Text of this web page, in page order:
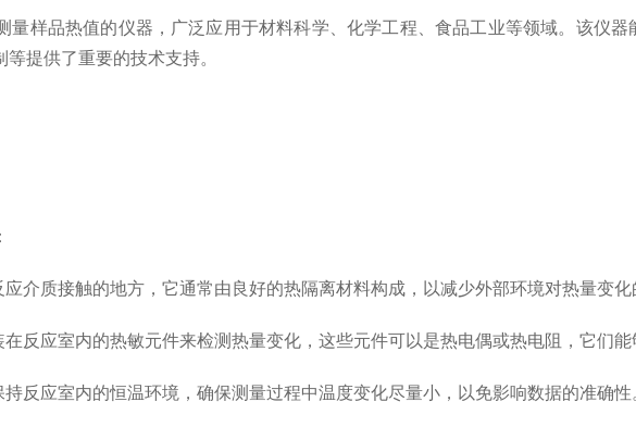
品热值的仪器，广泛应用于材料科学、化学工程、食品工业等领域。该仪器
提供了重要的技术支持。
质接触的地方，它通常由良好的热隔离材料构成，以减少外部环境对热量变化
应室内的热敏元件来检测热量变化，这些元件可以是热电偶或热电阻，它们能
应室内的恒温环境，确保测量过程中温度变化尽量小，以免影响数据的准确性